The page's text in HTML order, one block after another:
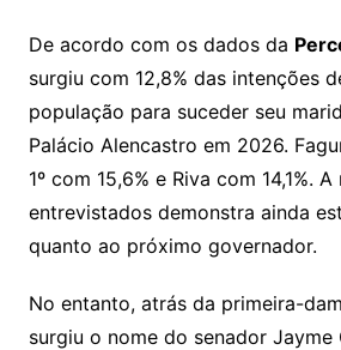
De acordo com os dados da
surgiu com 12,8% das intenções
população para suceder seu
Palácio Alencastro em 2026.
1º com 15,6% e Riva com 14,1%.
entrevistados demonstra ainda
quanto ao próximo governador.
No entanto, atrás da primeira-
surgiu o nome do senador Jayme